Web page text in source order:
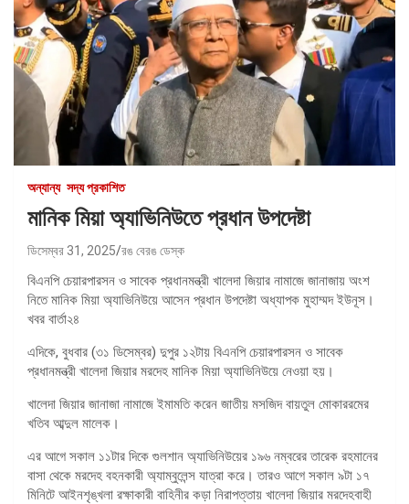
অন্যান্য সদ্য প্রকাশিত
মানিক মিয়া অ্যাভিনিউতে প্রধান উপদেষ্টা
ডিসেম্বর 31, 2025 রঙ বেরঙ ডেস্ক
বিএনপি চেয়ারপারসন ও সাবেক প্রধানমন্ত্রী খালেদা জিয়ার নামাজে জানাজায় অংশ
নিতে মানিক মিয়া অ্যাভিনিউয়ে আসেন প্রধান উপদেষ্টা অধ্যাপক মুহাম্মদ ইউনূস।
খবর বার্তা২৪
এদিকে, বুধবার (৩১ ডিসেম্বর) দুপুর ১২টায় বিএনপি চেয়ারপারসন ও সাবেক
প্রধানমন্ত্রী খালেদা জিয়ার মরদেহ মানিক মিয়া অ্যাভিনিউয়ে নেওয়া হয়।
খালেদা জিয়ার জানাজা নামাজে ইমামতি করেন জাতীয় মসজিদ বায়তুল মোকাররমের
খতিব আব্দুল মালেক।
এর আগে সকাল ১১টার দিকে গুলশান অ্যাভিনিউয়ের ১৯৬ নম্বরের তারেক রহমানের
বাসা থেকে মরদেহ বহনকারী অ্যাম্বুলেন্স যাত্রা করে। তারও আগে সকাল ৯টা ১৭
মিনিটে আইনশৃঙ্খলা রক্ষাকারী বাহিনীর কড়া নিরাপত্তায় খালেদা জিয়ার মরদেহবাহী